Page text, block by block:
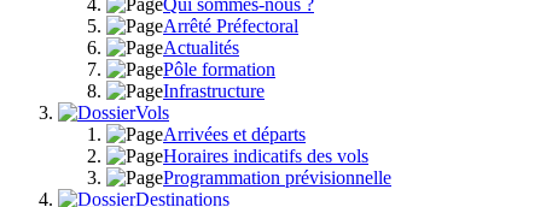
Qui sommes-nous ?
Arrêté Préfectoral
Actualités
Pôle formation
Infrastructure
Vols
Arrivées et départs
Horaires indicatifs des vols
Programmation prévisionnelle
Destinations